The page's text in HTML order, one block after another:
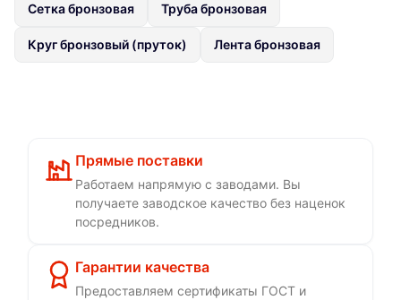
Сетка бронзовая Труба бронзовая
Круг бронзовый (пруток) Лента бронзовая
Прямые поставки
Работаем напрямую с заводами. Вы
получаете заводское качество без наценок
посредников.
Гарантии качества
Предоставляем сертификаты ГОСТ и